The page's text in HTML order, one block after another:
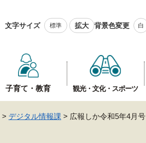
文字サイズ 標準 拡大 背景色変更 白
子育て・教育 観光・文化・スポーツ
> デジタル情報課 > 広報しか令和5年4月号